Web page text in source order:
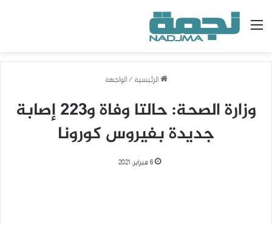
القائمة
الرئيسية / الواجهة
وزارة الصحة: حالتا وفاة و223 إصابة
جديدة بفيروس كورونا
6 فبراير، 2021